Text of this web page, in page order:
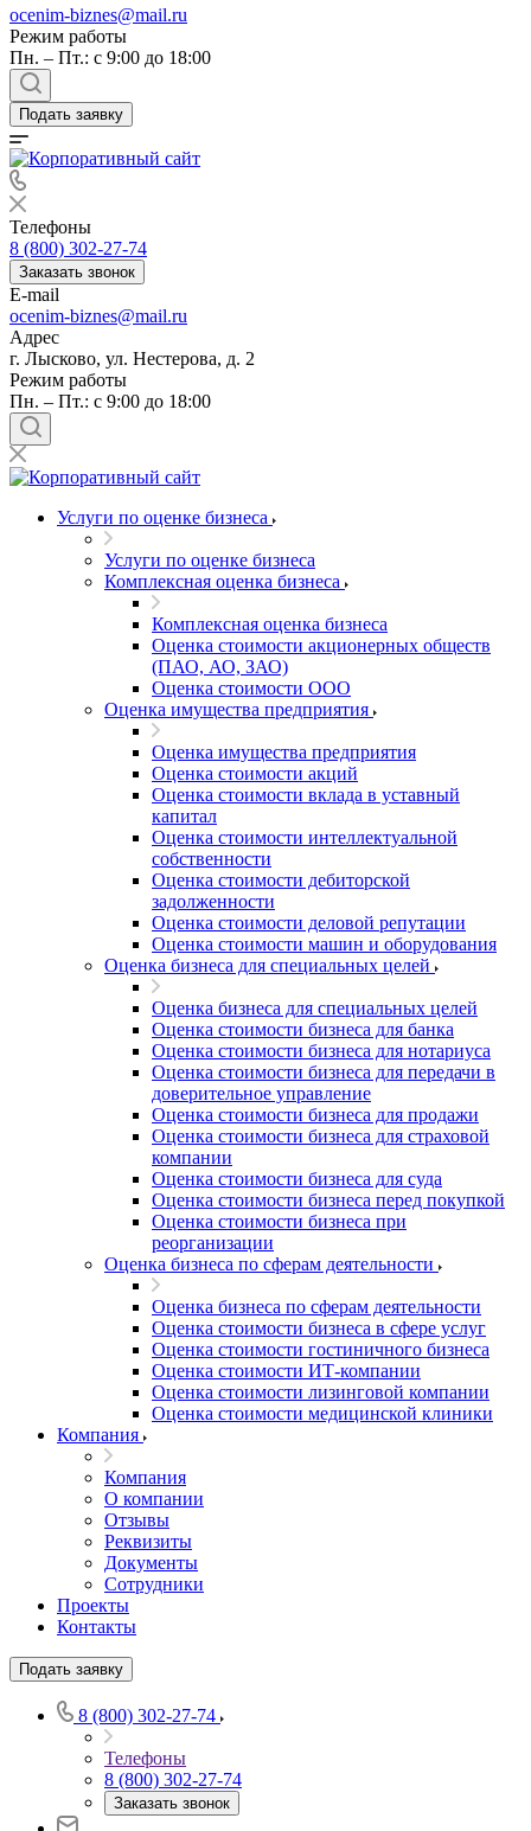
ocenim-biznes@mail.ru
Режим работы
Пн. – Пт.: с 9:00 до 18:00
Подать заявку
Телефоны
8 (800) 302-27-74
Заказать звонок
E-mail
ocenim-biznes@mail.ru
Адрес
г. Лысково, ул. Нестерова, д. 2
Режим работы
Пн. – Пт.: с 9:00 до 18:00
Услуги по оценке бизнеса
Услуги по оценке бизнеса
Комплексная оценка бизнеса
Комплексная оценка бизнеса
Оценка стоимости акционерных обществ
(ПАО, АО, ЗАО)
Оценка стоимости ООО
Оценка имущества предприятия
Оценка имущества предприятия
Оценка стоимости акций
Оценка стоимости вклада в уставный
капитал
Оценка стоимости интеллектуальной
собственности
Оценка стоимости дебиторской
задолженности
Оценка стоимости деловой репутации
Оценка стоимости машин и оборудования
Оценка бизнеса для специальных целей
Оценка бизнеса для специальных целей
Оценка стоимости бизнеса для банка
Оценка стоимости бизнеса для нотариуса
Оценка стоимости бизнеса для передачи в
доверительное управление
Оценка стоимости бизнеса для продажи
Оценка стоимости бизнеса для страховой
компании
Оценка стоимости бизнеса для суда
Оценка стоимости бизнеса перед покупкой
Оценка стоимости бизнеса при
реорганизации
Оценка бизнеса по сферам деятельности
Оценка бизнеса по сферам деятельности
Оценка стоимости бизнеса в сфере услуг
Оценка стоимости гостиничного бизнеса
Оценка стоимости ИТ-компании
Оценка стоимости лизинговой компании
Оценка стоимости медицинской клиники
Компания
Компания
О компании
Отзывы
Реквизиты
Документы
Сотрудники
Проекты
Контакты
Подать заявку
8 (800) 302-27-74
Телефоны
8 (800) 302-27-74
Заказать звонок
Выберите ваш город